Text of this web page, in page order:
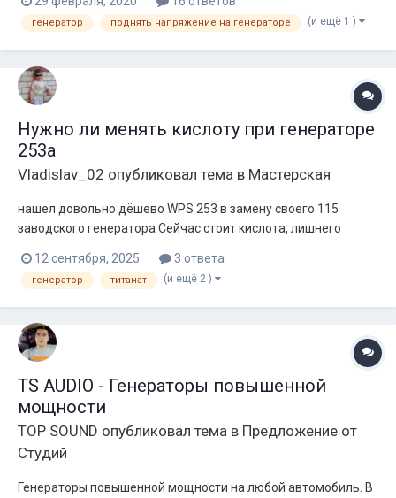
генератор поднять напряжение на генераторе (и ещё 1 )
Нужно ли менять кислоту при генераторе
253а
Vladislav_02 опубликовал тема в Мастерская
нашел довольно дёшево WPS 253 в замену своего 115
заводского генератора Сейчас стоит кислота, лишнего
кислоту и какие могут быть последствия?
12 сентября, 2025 3 ответа
генератор титанат (и ещё 2 )
TS AUDIO - Генераторы повышенной
мощности
TOP SOUND опубликовал тема в Предложение от
Студий
Генераторы повышенной мощности на любой автомобиль. В